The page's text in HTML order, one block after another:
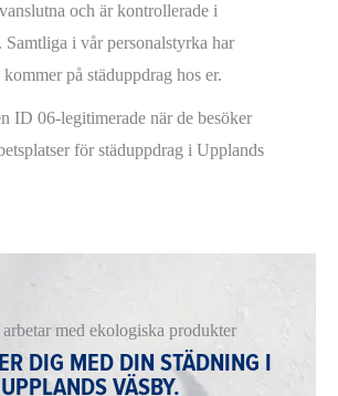
och är kontrollerade i
Samtliga i vår personalstyrka har
på städuppdrag hos er.
ID 06-legitimerade när de besöker
för städuppdrag i Upplands
med ekologiska produkter
DIG MED DIN STÄDNING I
UPPLANDS VÄSBY.